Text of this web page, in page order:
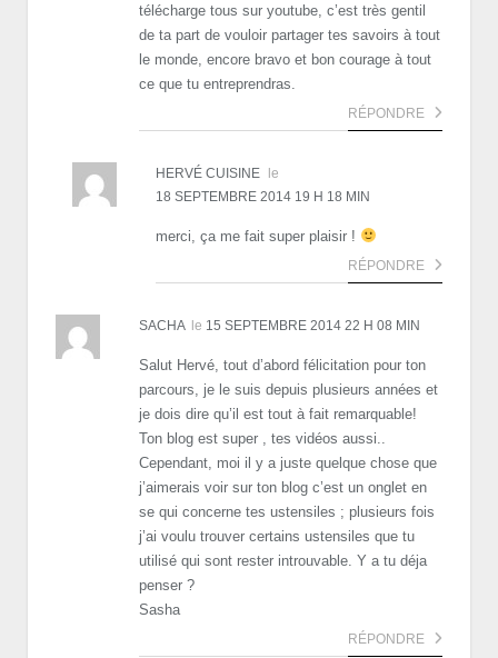
télécharge tous sur youtube, c’est très gentil
de ta part de vouloir partager tes savoirs à tout
le monde, encore bravo et bon courage à tout
ce que tu entreprendras.
RÉPONDRE
HERVÉ CUISINE le
18 SEPTEMBRE 2014 19 H 18 MIN
merci, ça me fait super plaisir !
RÉPONDRE
SACHA le 15 SEPTEMBRE 2014 22 H 08 MIN
Salut Hervé, tout d’abord félicitation pour ton
parcours, je le suis depuis plusieurs années et
je dois dire qu’il est tout à fait remarquable!
Ton blog est super , tes vidéos aussi..
Cependant, moi il y a juste quelque chose que
j’aimerais voir sur ton blog c’est un onglet en
se qui concerne tes ustensiles ; plusieurs fois
j’ai voulu trouver certains ustensiles que tu
utilisé qui sont rester introuvable. Y a tu déja
penser ?
Sasha
RÉPONDRE